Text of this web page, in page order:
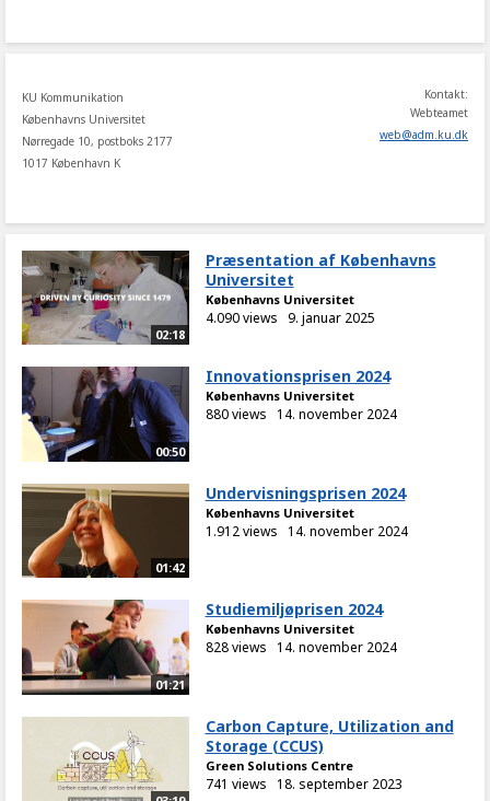
KU Kommunikation
Københavns Universitet
Nørregade 10, postboks 2177
1017 København K
Kontakt:
Webteamet
web@adm.ku.dk
02:18
Præsentation af Københavns
Universitet
Københavns Universitet
4.090 views 9. januar 2025
00:50
Innovationsprisen 2024
Københavns Universitet
880 views 14. november 2024
01:42
Undervisningsprisen 2024
Københavns Universitet
1.912 views 14. november 2024
01:21
Studiemiljøprisen 2024
Københavns Universitet
828 views 14. november 2024
Carbon Capture, Utilization and
Storage (CCUS)
Green Solutions Centre
741 views 18. september 2023